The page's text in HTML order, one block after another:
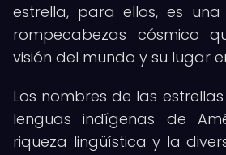
estrella, para ellos, es
rompecabezas cósmico
visión del mundo y su lugar
Los nombres de las
lenguas indígenas de
riqueza lingüística y la